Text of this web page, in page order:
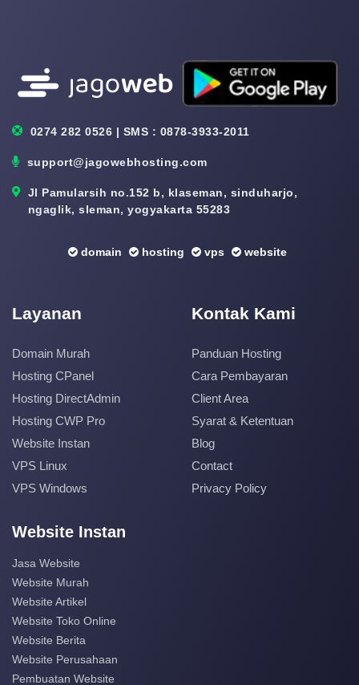
0274 282 0526 | SMS : 0878-3933-2011
support@jagowebhosting.com
Jl Pamularsih no.152 b, klaseman, sinduharjo,
ngaglik, sleman, yogyakarta 55283
domain hosting vps website
Layanan
Domain Murah
Hosting CPanel
Hosting DirectAdmin
Hosting CWP Pro
Website Instan
VPS Linux
VPS Windows
Kontak Kami
Panduan Hosting
Cara Pembayaran
Client Area
Syarat & Ketentuan
Blog
Contact
Privacy Policy
Website Instan
Jasa Website
Website Murah
Website Artikel
Website Toko Online
Website Berita
Website Perusahaan
Pembuatan Website